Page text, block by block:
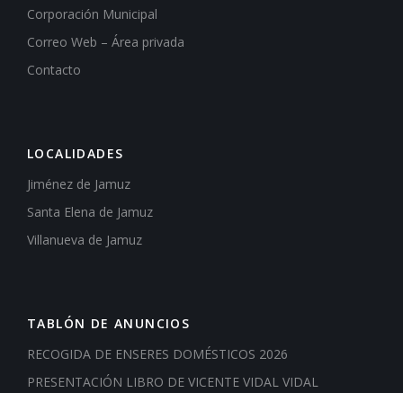
Corporación Municipal
Correo Web – Área privada
Contacto
LOCALIDADES
Jiménez de Jamuz
Santa Elena de Jamuz
Villanueva de Jamuz
TABLÓN DE ANUNCIOS
RECOGIDA DE ENSERES DOMÉSTICOS 2026
PRESENTACIÓN LIBRO DE VICENTE VIDAL VIDAL